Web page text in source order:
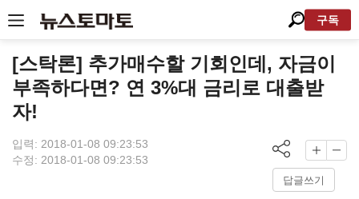
구독
[스탁론] 추가매수할 기회인데, 자금이
부족하다면? 연 3%대 금리로 대출받
자!
입력: 2018-01-08 09:23:53
수정: 2018-01-08 09:23:53
답글쓰기